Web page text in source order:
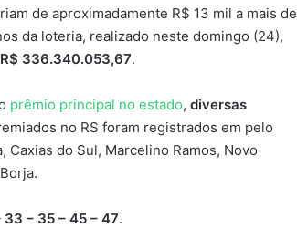
de aproximadamente R$ 13 mil a mais de
da loteria, realizado neste domingo (24),
336.340.053,67.
prêmio principal no estado,diversas
no RS foram registrados em pelo
Caxias do Sul, Marcelino Ramos, Novo
– 35 – 45 – 47.